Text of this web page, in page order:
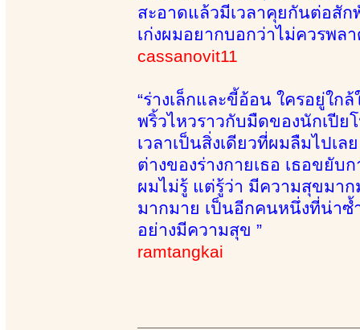
สะอาดแล้วมีเวลาคุยกันต่อสั
เก่งผมอยากบอกว่าไม่ควรพลา
cassanovit11
“ร่างเล็กและขี้อ้อน ใครอยู่ใก
พริ้วไหวราวกับมืดของนักเปี
เวลาเป็นสิ่งเดียวที่ผมลืมไปเ
ต่างของร่างกายเธอ เธอขยับ
ผมไม่รู้ แต่รู้ว่า มีความสุขมา
มากมาย เป็นอีกคนหนึ่งที่น่า
อย่างมีความสุข ”
ramtangkai